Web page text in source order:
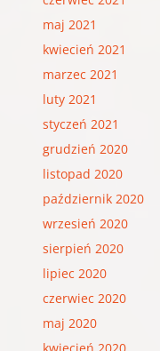
maj 2021
kwiecień 2021
marzec 2021
luty 2021
styczeń 2021
grudzień 2020
listopad 2020
październik 2020
wrzesień 2020
sierpień 2020
lipiec 2020
czerwiec 2020
maj 2020